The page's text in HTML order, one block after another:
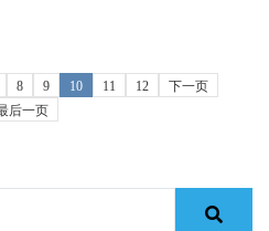
8 9 10 11 12
下一页
后一页